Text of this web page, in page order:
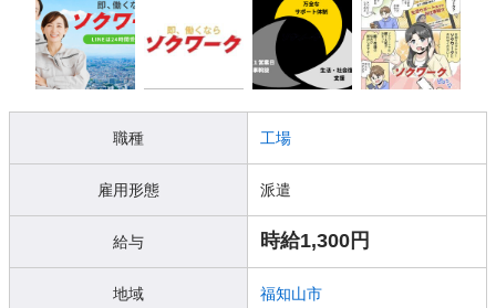
職種 工場
雇用形態 派遣
給与 時給1,300円
地域 福知山市